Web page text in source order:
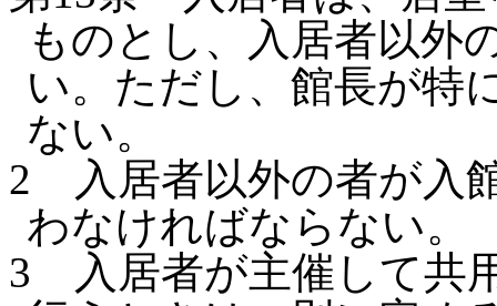
ものとし、入居者以外
い。 ただし、館長が特
ない。
2
入居者以外の者が入
わなければならない。
3
入居者が主催して共